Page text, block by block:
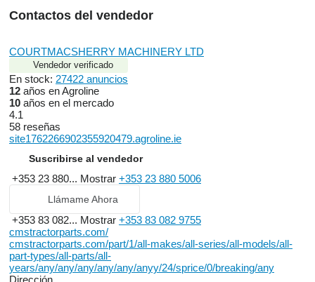
Contactos del vendedor
COURTMACSHERRY MACHINERY LTD
Vendedor verificado
En stock: 27422 anuncios
12 años en Agroline
10 años en el mercado
4.1
58 reseñas
site1762266902355920479.agroline.ie
Suscribirse al vendedor
+353 23 880... Mostrar +353 23 880 5006
Llámame Ahora
+353 83 082... Mostrar +353 83 082 9755
cmstractorparts.com/
cmstractorparts.com/part/1/all-makes/all-series/all-models/all-
part-types/all-parts/all-
years/any/any/any/any/any/anyy/24/sprice/0/breaking/any
Dirección